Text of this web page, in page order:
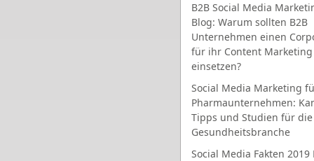
B2B Social Media
Blog: Warum sollten B2B
Unternehmen einen
für ihr Content Marketing
einsetzen?
Social Media Marketing
Pharmaunternehmen:
Tipps und Studien für die
Gesundheitsbranche
Social Media Fakten 2019